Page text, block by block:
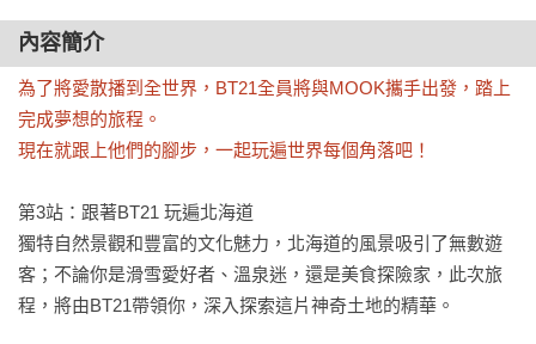
內容簡介
為了將愛散播到全世界，BT21全員將與MOOK攜手出發，踏上
完成夢想的旅程。
現在就跟上他們的腳步，一起玩遍世界每個角落吧！
第3站：跟著BT21 玩遍北海道
獨特自然景觀和豐富的文化魅力，北海道的風景吸引了無數遊
客；不論你是滑雪愛好者、溫泉迷，還是美食探險家，此次旅
程，將由BT21帶領你，深入探索這片神奇土地的精華。